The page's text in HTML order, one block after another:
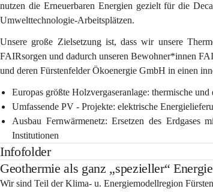
nutzen die Erneuerbaren Energien gezielt für die
Umwelttechnologie-Arbeitsplätzen.
Unsere große Zielsetzung ist, dass wir unsere
FAIRsorgen und dadurch unseren Bewohner*innen
und deren Fürstenfelder Ökoenergie GmbH in einen
Europas größte Holzvergaseranlage: thermische und
Umfassende PV - Projekte: elektrische
Ausbau Fernwärmenetz: Ersetzen des Erdgases
Institutionen
Infofolder
Geothermie als ganz „spezieller“
Wir sind Teil der Klima- u. Energiemodellregion